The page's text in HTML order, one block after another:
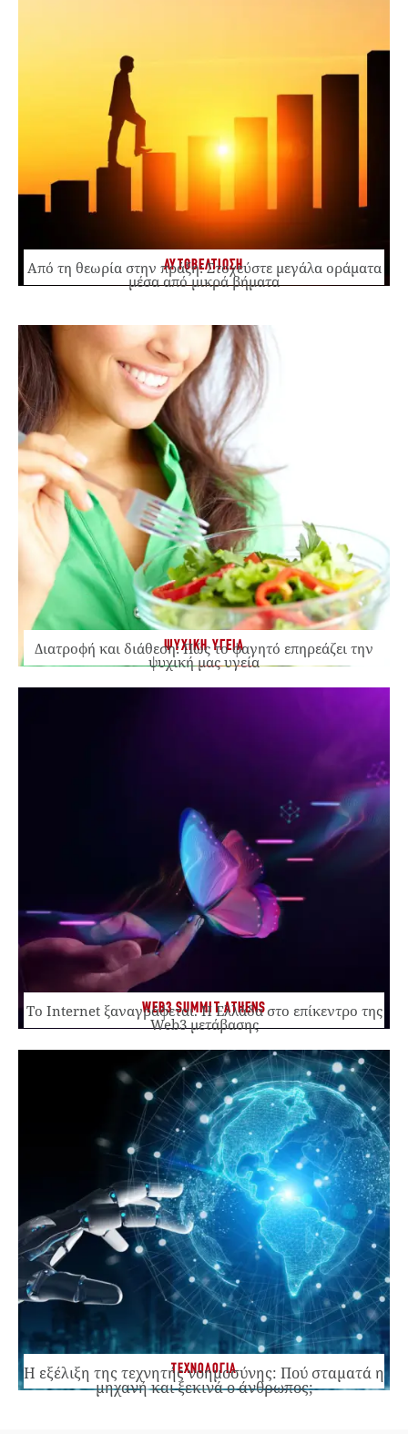
ΑΥΤΟΒΕΛΤΙΩΣΗ
Από τη θεωρία στην πράξη: Στοχεύστε μεγάλα οράματα
μέσα από μικρά βήματα
ΨΥΧΙΚΗ ΥΓΕΙΑ
Διατροφή και διάθεση: Πώς το φαγητό επηρεάζει την
ψυχική μας υγεία
WEB3 SUMMIT ATHENS
Το Internet ξαναγράφεται. Η Ελλάδα στο επίκεντρο της
Web3 μετάβασης
ΤΕΧΝΟΛΟΓΙΑ
Η εξέλιξη της τεχνητής νοημοσύνης: Πού σταματά η
μηχανή και ξεκινά ο άνθρωπος;